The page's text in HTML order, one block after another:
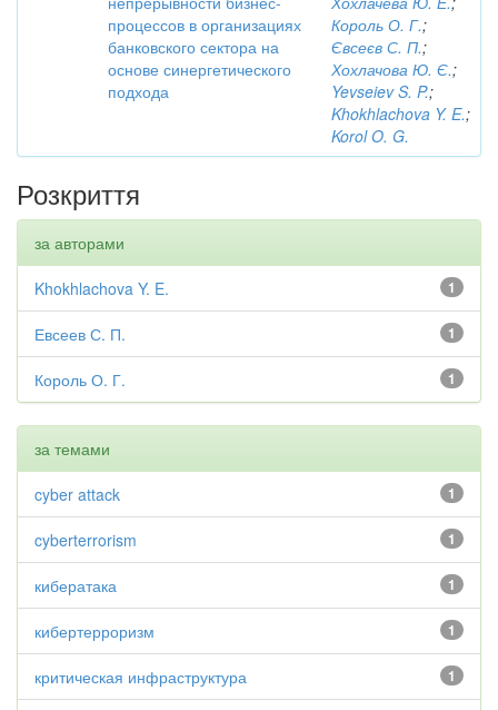
процессов в организациях
банковского сектора на
основе синергетического
подхода
Король О. Г.;
Євсеєв С. П.;
Хохлачова Ю. Є.;
Yevseiev S. P.;
Khokhlachova Y. E.;
Korol O. G.
Розкриття
за авторами
1
Khokhlachova Y. E.
1
Евсеев С. П.
1
Король О. Г.
за темами
1
cyber attack
1
cyberterrorism
1
кибератака
1
кибертерроризм
1
критическая инфраструктура